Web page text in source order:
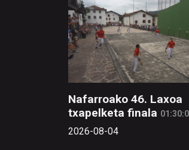
Nafarroako 46. Laxoa
txapelketa finala
2026-08-04